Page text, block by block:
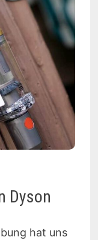
Dyson
hat uns